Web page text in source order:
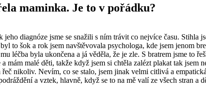
maminka. Je to v pořádku?
diagnóze jsme se snažili s ním trávit co nejvíce času. Stihla
to šok a rok jsem navštěvovala psychologa, kde jsem jenom
léčba byla ukončena a já věděla, že je zle. S bratrem jsme to
mám malé děti, takže když jsem si chtěla zalézt plakat tak
nikoliv. Nevím, co se stalo, jsem jinak velmi citlivá a
a vztek, hlavně, když se to na mě valí ze všech stran